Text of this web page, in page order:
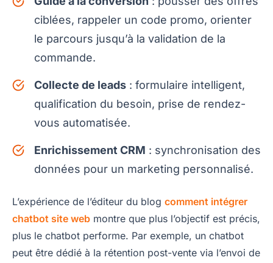
ciblées, rappeler un code promo, orienter
le parcours jusqu’à la validation de la
commande.
Collecte de leads : formulaire intelligent,
qualification du besoin, prise de rendez-
vous automatisée.
Enrichissement CRM : synchronisation des
données pour un marketing personnalisé.
L’expérience de l’éditeur du blog comment intégrer
chatbot site web montre que plus l’objectif est précis,
plus le chatbot performe. Par exemple, un chatbot
peut être dédié à la rétention post-vente via l’envoi de